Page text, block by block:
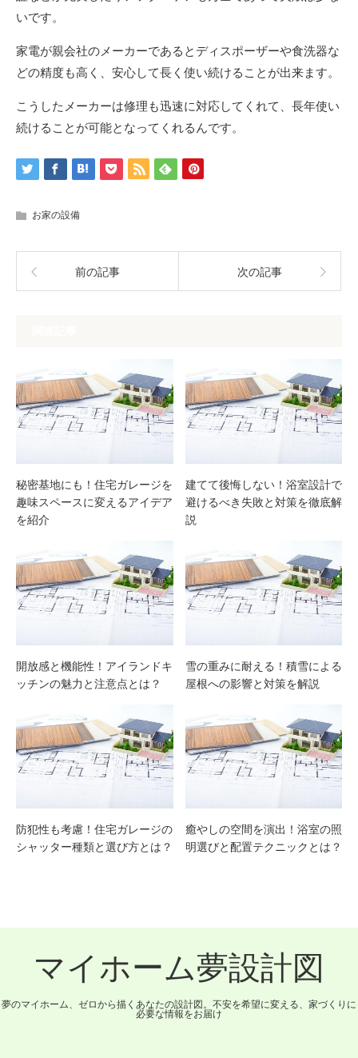
いです。
家電が親会社のメーカーであるとディスポーザーや食洗器な
どの精度も高く、安心して長く使い続けることが出来ます。
こうしたメーカーは修理も迅速に対応してくれて、長年使い
続けることが可能となってくれるんです。
お家の設備
前の記事 次の記事
秘密基地にも！住宅ガレージを
趣味スペースに変えるアイデア
を紹介
建てて後悔しない！浴室設計で
避けるべき失敗と対策を徹底解
説
開放感と機能性！アイランドキ
ッチンの魅力と注意点とは？
雪の重みに耐える！積雪による
屋根への影響と対策を解説
防犯性も考慮！住宅ガレージの
シャッター種類と選び方とは？
癒やしの空間を演出！浴室の照
明選びと配置テクニックとは？
マイホーム夢設計図
夢のマイホーム、ゼロから描くあなたの設計図。不安を希望に変える、家づくりに
必要な情報をお届け